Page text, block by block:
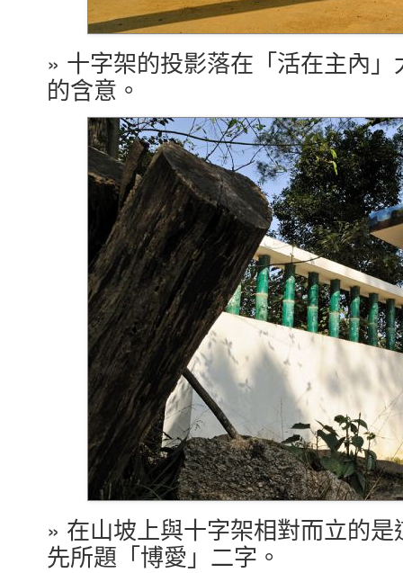
» 十字架的投影落在「活在主內
的含意。
» 在山坡上與十字架相對而立的
先所題「博愛」二字。